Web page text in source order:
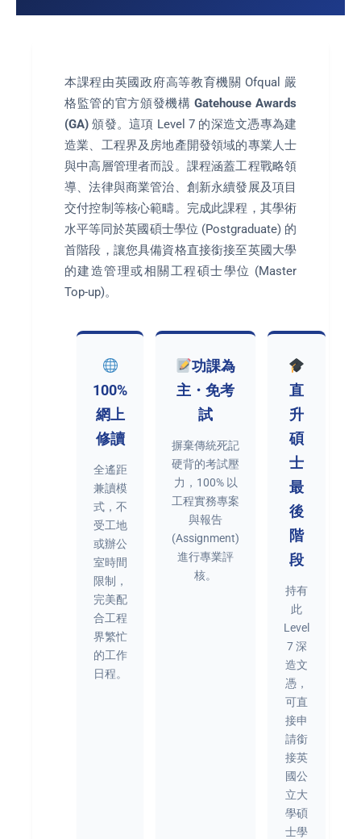
本課程由英國政府高等教育機關 Ofqual 嚴
格監管的官方頒發機構Gatehouse Awards
(GA) 頒發。這項 Level 7 的深造文憑專為建
造業、工程界及房地產開發領域的專業人士
與中高層管理者而設。課程涵蓋工程戰略領
導、法律與商業管治、創新永續發展及項目
交付控制等核心範疇。完成此課程，其學術
水平等同於英國碩士學位 (Postgraduate) 的
首階段，讓您具備資格直接銜接至英國大學
的建造管理或相關工程碩士學位 (Master
Top-up)。
100%
網上
修讀
全遙距
兼讀模
式，不
受工地
或辦公
室時間
限制，
完美配
合工程
界繁忙
的工作
日程。
功課為
主・免考
試
摒棄傳統死記
硬背的考試壓
力，100% 以
工程實務專案
與報告
(Assignment)
進行專業評
核。
直
升
碩
士
最
後
階
段
持有
此
Level
7 深
造文
憑，
可直
接申
請銜
接英
國公
立大
學碩
士學